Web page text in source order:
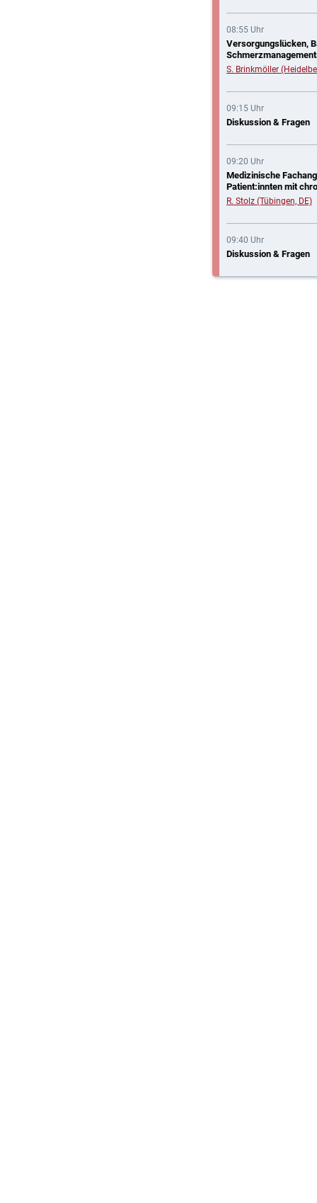
08:55 Uhr
Versorgungslücken,
S. Brinkmöller
09:15 Uhr
Diskussion & Fragen
09:20 Uhr
Medizinische
Patient:innten mit
R. Stolz (Tübingen, DE)
09:40 Uhr
Diskussion & Fragen